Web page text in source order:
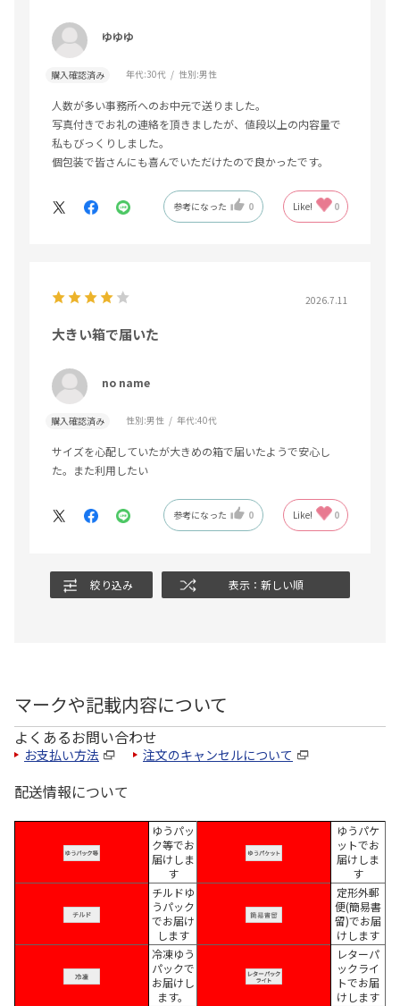
ゆゆゆ
購入確認済み 年代:30代 性別:男性
人数が多い事務所へのお中元で送りました。
写真付きでお礼の連絡を頂きましたが、値段以上の内容量で
私もびっくりしました。
個包装で皆さんにも喜んでいただけたので良かったです。
参考になった 0 Like! 0
2026.7.11
大きい箱で届いた
no name
購入確認済み 性別:男性 年代:40代
サイズを心配していたが大きめの箱で届いたようで安心し
た。また利用したい
参考になった 0 Like! 0
絞り込み 表示：新しい順
マークや記載内容について
よくあるお問い合わせ
お支払い方法 注文のキャンセルについて
配送情報について
ゆうパッ
ク等でお
届けしま
す
ゆうパケ
ットでお
届けしま
す
チルドゆ
うパック
でお届け
します
定形外郵
便(簡易書
留)でお届
けします
冷凍ゆう
パックで
お届けし
ます。
レターパ
ックライ
トでお届
けします